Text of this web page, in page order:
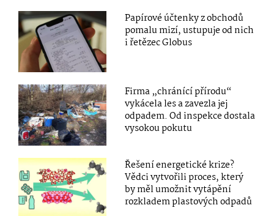
Papírové účtenky z obchodů
pomalu mizí, ustupuje od nich
i řetězec Globus
Firma „chránící přírodu“
vykácela les a zavezla jej
odpadem. Od inspekce dostala
vysokou pokutu
Řešení energetické krize?
Vědci vytvořili proces, který
by měl umožnit vytápění
rozkladem plastových odpadů